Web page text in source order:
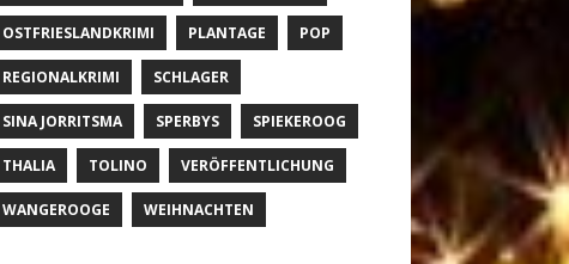
OSTFRIESLANDKRIMI PLANTAGE POP
REGIONALKRIMI SCHLAGER
SINA JORRITSMA SPERBYS SPIEKEROOG
THALIA TOLINO VERÖFFENTLICHUNG
WANGEROOGE WEIHNACHTEN